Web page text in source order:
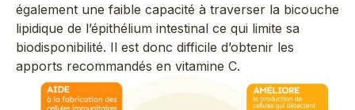
également une faible capacité à traverser la bicouche
lipidique de l’épithélium intestinal ce qui limite sa
biodisponibilité. Il est donc difficile d’obtenir les
apports recommandés en vitamine C.